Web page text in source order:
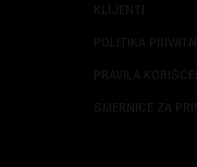
KLIJENTI
POLITIKA
PRAVILA
SMERNICE ZA